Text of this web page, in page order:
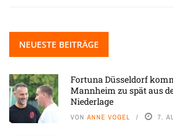
NEUESTE BEITRÄGE
Fortuna Düsseldorf
Mannheim zu spät aus
Niederlage
VON ANNE VOGEL 7.